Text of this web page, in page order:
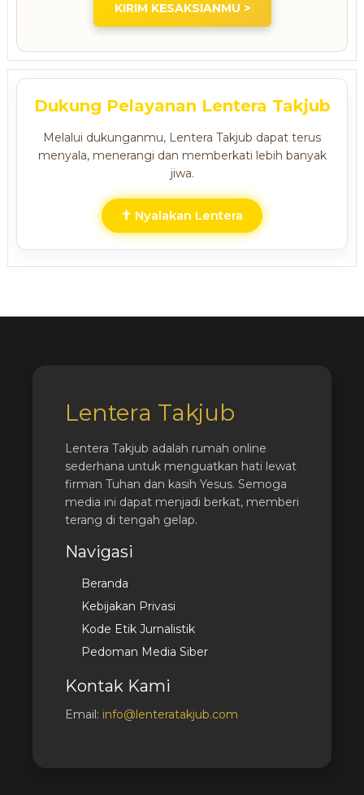
KIRIM KESAKSIANMU >
Dukung Pelayanan Lentera Takjub
Melalui dukunganmu, Lentera Takjub dapat terus
menyala, menerangi dan memberkati lebih banyak
jiwa.
✝ Nyalakan Lentera
Lentera Takjub
Lentera Takjub adalah rumah online
sederhana untuk menguatkan hati lewat
firman Tuhan dan kasih Yesus. Semoga
media ini dapat menjadi berkat, memberi
terang di tengah gelap.
Navigasi
Beranda
Kebijakan Privasi
Kode Etik Jurnalistik
Pedoman Media Siber
Kontak Kami
Email: info@lenteratakjub.com